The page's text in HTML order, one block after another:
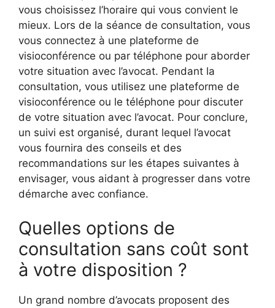
vous choisissez l’horaire qui vous convient le
mieux. Lors de la séance de consultation, vous
vous connectez à une plateforme de
visioconférence ou par téléphone pour aborder
votre situation avec l’avocat. Pendant la
consultation, vous utilisez une plateforme de
visioconférence ou le téléphone pour discuter
de votre situation avec l’avocat. Pour conclure,
un suivi est organisé, durant lequel l’avocat
vous fournira des conseils et des
recommandations sur les étapes suivantes à
envisager, vous aidant à progresser dans votre
démarche avec confiance.
Quelles options de
consultation sans coût sont
à votre disposition ?
Un grand nombre d’avocats proposent des